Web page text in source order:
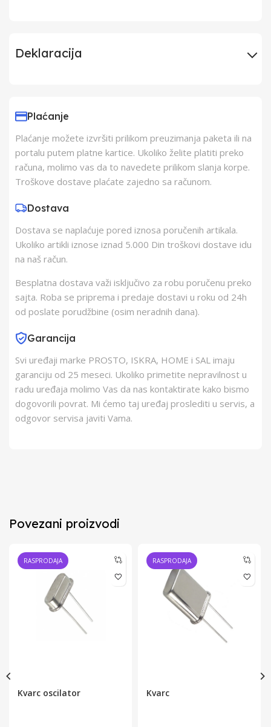
Deklaracija
Proizvođač
Schukat Electronic
gmbh
Zemlja Uvoza Kina
Plaćanje
Plaćanje možete izvršiti prilikom preuzimanja paketa ili na
portalu putem platne kartice. Ukoliko želite platiti preko
računa, molimo vas da to navedete prilikom slanja korpe.
Troškove dostave plaćate zajedno sa računom.
Dostava
Dostava se naplaćuje pored iznosa poručenih artikala.
Ukoliko artikli iznose iznad 5.000 Din troškovi dostave idu
na naš račun.
Besplatna dostava važi isključivo za robu poručenu preko
sajta. Roba se priprema i predaje dostavi u roku od 24h
od poslate porudžbine (osim neradnih dana).
Garancija
Svi uređaji marke PROSTO, ISKRA, HOME i SAL imaju
garanciju od 25 meseci. Ukoliko primetite nepravilnost u
radu uređaja molimo Vas da nas kontaktirate kako bismo
dogovorili povrat. Mi ćemo taj uređaj proslediti u servis, a
odgovor servisa javiti Vama.
Povezani proizvodi
RASPRODAJA
Kvarc oscilator
RASPRODAJA
Kvarc